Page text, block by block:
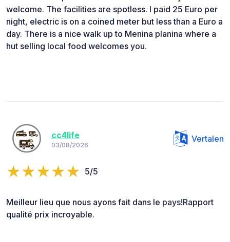
welcome. The facilities are spotless. I paid 25 Euro per
night, electric is on a coined meter but less than a Euro a
day. There is a nice walk up to Menina planina where a
hut selling local food welcomes you.
cc4life
03/08/2026
Vertalen
5/5
Meilleur lieu que nous ayons fait dans le pays!Rapport
qualité prix incroyable.